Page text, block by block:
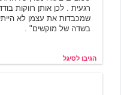
רגעית . לכן אותן רווקות
שמכבדות את עצמן לא
בשדה של מוקשים" .
הגיבו לסיגל